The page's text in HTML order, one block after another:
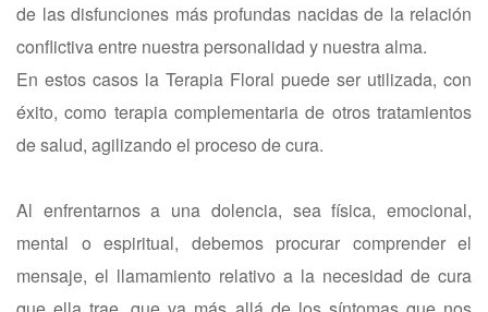
de las disfunciones más profundas nacidas de la relación
conflictiva entre nuestra personalidad y nuestra alma.
En estos casos la Terapia Floral puede ser utilizada, con
éxito, como terapia complementaria de otros tratamientos
de salud, agilizando el proceso de cura.
Al enfrentarnos a una dolencia, sea física, emocional,
mental o espiritual, debemos procurar comprender el
mensaje, el llamamiento relativo a la necesidad de cura